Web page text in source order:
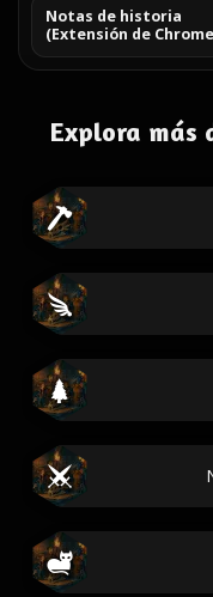
Notas de historia
(Extensión de
Explora más